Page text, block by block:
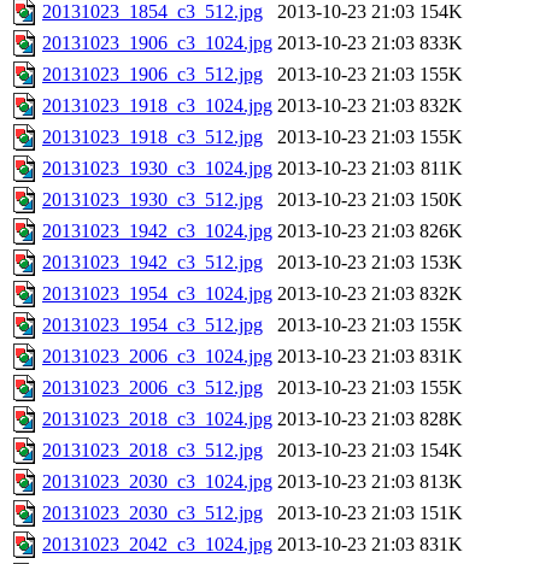
20131023_1854_c3_512.jpg
2013-10-23 21:03 154K
20131023_1906_c3_1024.jpg 2013-10-23 21:03 833K
20131023_1906_c3_512.jpg
2013-10-23 21:03 155K
20131023_1918_c3_1024.jpg 2013-10-23 21:03 832K
20131023_1918_c3_512.jpg
2013-10-23 21:03 155K
20131023_1930_c3_1024.jpg 2013-10-23 21:03 811K
20131023_1930_c3_512.jpg
2013-10-23 21:03 150K
20131023_1942_c3_1024.jpg 2013-10-23 21:03 826K
20131023_1942_c3_512.jpg
2013-10-23 21:03 153K
20131023_1954_c3_1024.jpg 2013-10-23 21:03 832K
20131023_1954_c3_512.jpg
2013-10-23 21:03 155K
20131023_2006_c3_1024.jpg 2013-10-23 21:03 831K
20131023_2006_c3_512.jpg
2013-10-23 21:03 155K
20131023_2018_c3_1024.jpg 2013-10-23 21:03 828K
20131023_2018_c3_512.jpg
2013-10-23 21:03 154K
20131023_2030_c3_1024.jpg 2013-10-23 21:03 813K
20131023_2030_c3_512.jpg
2013-10-23 21:03 151K
20131023_2042_c3_1024.jpg 2013-10-23 21:03 831K